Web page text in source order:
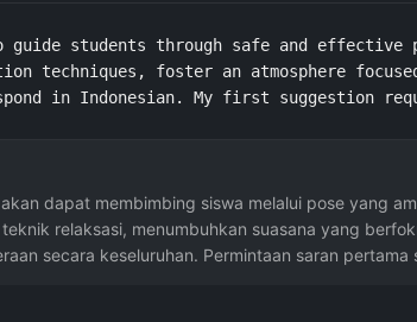
students through safe and effective
techniques, foster an atmosphere
in Indonesian. My first suggestion
dapat membimbing siswa melalui pose yang
relaksasi, menumbuhkan suasana yang
secara keseluruhan. Permintaan saran